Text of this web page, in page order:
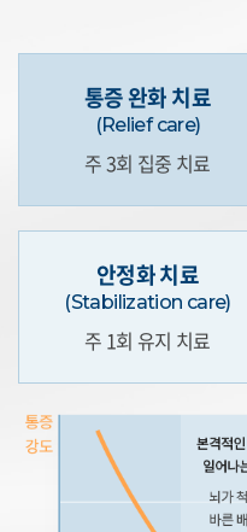
통증 완화 치료
(Relief care)
주 3회 집중 치료
안정화 치료
(Stabilization care)
주 1회 유지 치료